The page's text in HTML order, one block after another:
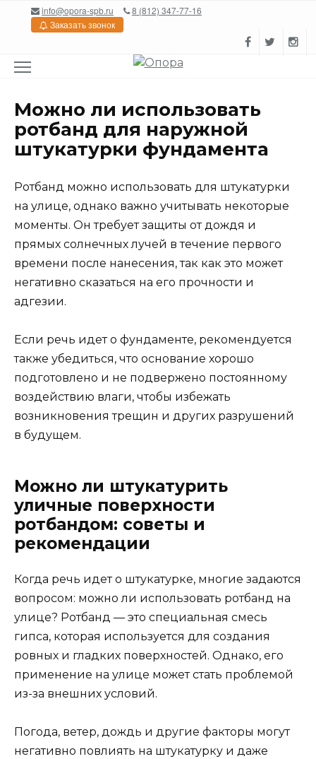
Перейтиinfo@opora-spb.ru
8 (812) 347-77-16
Заказать звонок
Можно ли использовать
ротбанд для наружной
штукатурки фундамента
Ротбанд можно использовать для штукатурки
на улице, однако важно учитывать некоторые
моменты. Он требует защиты от дождя и
прямых солнечных лучей в течение первого
времени после нанесения, так как это может
негативно сказаться на его прочности и
адгезии.
Если речь идет о фундаменте, рекомендуется
также убедиться, что основание хорошо
подготовлено и не подвержено постоянному
воздействию влаги, чтобы избежать
возникновения трещин и других разрушений
в будущем.
Можно ли штукатурить
уличные поверхности
ротбандом: советы и
рекомендации
Когда речь идет о штукатурке, многие задаются
вопросом: можно ли использовать ротбанд на
улице? Ротбанд — это специальная смесь
гипса, которая используется для создания
ровных и гладких поверхностей. Однако, его
применение на улице может стать проблемой
из-за внешних условий.
Погода, ветер, дождь и другие факторы могут
негативно повлиять на штукатурку и даже